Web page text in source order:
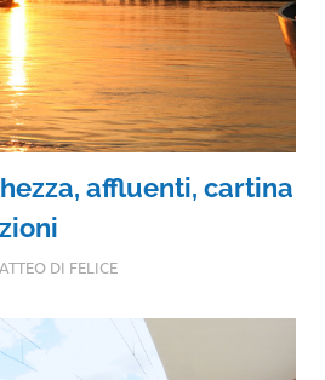
affluenti, cartina
DI FELICE